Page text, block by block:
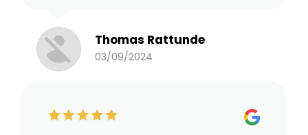
Thomas Rattunde
03/09/2024